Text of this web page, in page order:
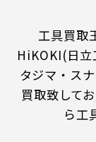
工具買取
HiKOKI(日立
タジマ・ス
買取致して
ら工